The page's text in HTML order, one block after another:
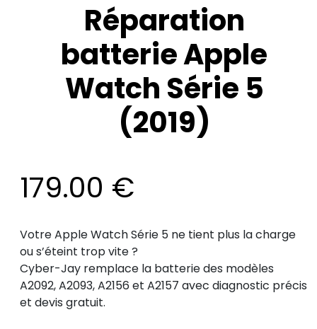
Réparation
batterie Apple
Watch Série 5
(2019)
179.00 €
Votre Apple Watch Série 5 ne tient plus la charge
ou s’éteint trop vite ?
Cyber-Jay remplace la batterie des modèles
A2092, A2093, A2156 et A2157 avec diagnostic précis
et devis gratuit.